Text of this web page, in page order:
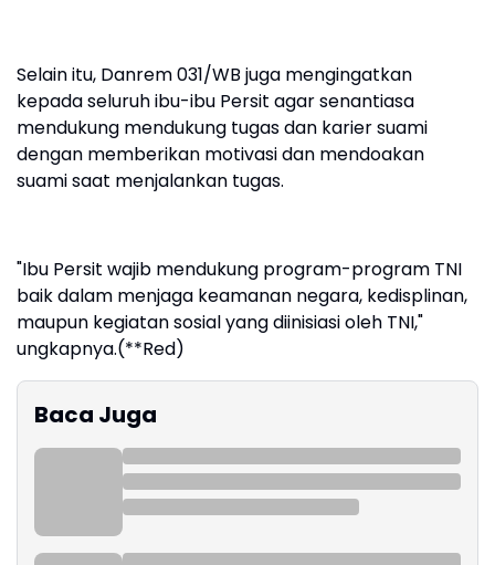
Selain itu, Danrem 031/WB juga mengingatkan
kepada seluruh ibu-ibu Persit agar senantiasa
mendukung mendukung tugas dan karier suami
dengan memberikan motivasi dan mendoakan
suami saat menjalankan tugas.
"Ibu Persit wajib mendukung program-program TNI
baik dalam menjaga keamanan negara, kedisplinan,
maupun kegiatan sosial yang diinisiasi oleh TNI,"
ungkapnya.(**Red)
Baca Juga